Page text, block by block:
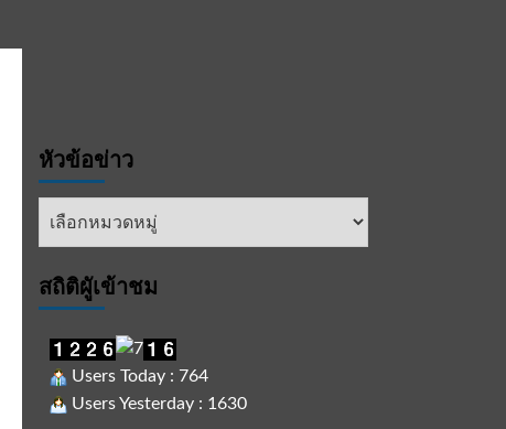
หัวข้อข่าว
หัวข้อ
สถิติผูัเข้าชม
Users Today : 764
Users Yesterday : 1630